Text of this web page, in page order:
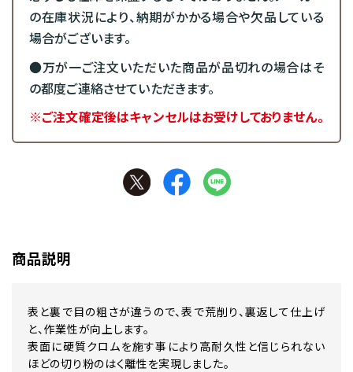
の在庫状況により、納期がかかる場合や欠品している
場合がございます。
●万が一ご注文いただいた商品が品切れの場合はそ
の都度ご連絡させていただきます。
※ご注文確定後はキャンセルはお受けしておりません。
商品説明
表と裏で目の粗さが違うので、表で荒削り、裏返して仕上げ
と、作業性が向上します。
表面に硬質クロムを施す事により高耐久性と信じられない
ほどの切り粉のはく離性を実現しました。